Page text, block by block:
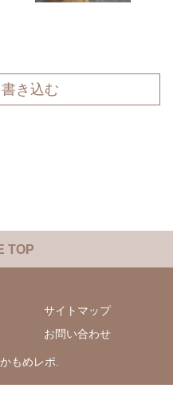
き込む
TOP
サイトマップ
お問い合わせ
もめレポ.